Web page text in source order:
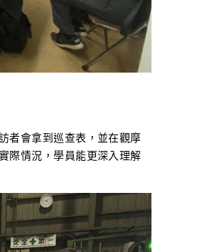
者會拿到巡查表，並在觀摩
際情況，學員能更深入理解